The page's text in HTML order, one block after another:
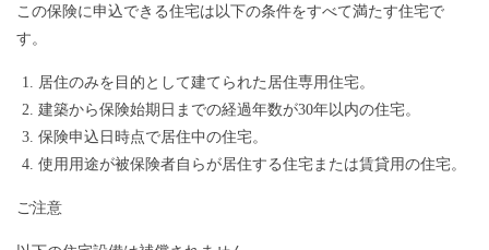
この保険に申込できる住宅は以下の条件をすべて満たす住宅で
す。
居住のみを目的として建てられた居住専用住宅。
建築から保険始期日までの経過年数が30年以内の住宅。
保険申込日時点で居住中の住宅。
使用用途が被保険者自らが居住する住宅または賃貸用の住宅。
ご注意